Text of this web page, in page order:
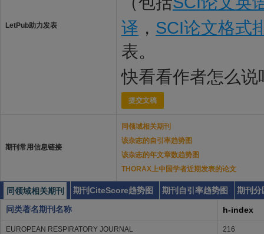
LetPub助力发表
译 ， SCI论文格式
表。
快看看作者怎么说
提交文稿
期刊常用信息链接
同领域相关期刊
该杂志的自引率趋势图
该杂志的年文章数趋势图
THORAX上中国学者近期发表的论文
同领域相关期刊 期刊CiteScore趋势图 期刊自引率趋势图
期刊分
同类著名期刊名称
h-index
EUROPEAN RESPIRATORY JOURNAL 216